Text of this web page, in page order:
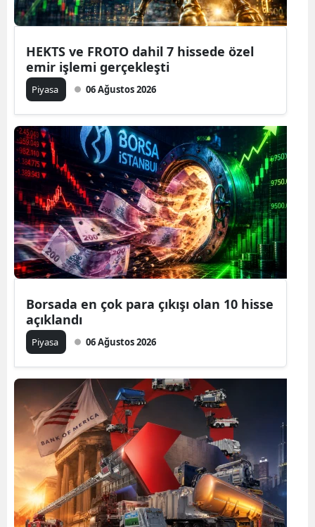
HEKTS ve FROTO dahil 7 hissede özel
emir işlemi gerçekleşti
Piyasa 06 Ağustos 2026
Borsada en çok para çıkışı olan 10 hisse
açıklandı
Piyasa 06 Ağustos 2026